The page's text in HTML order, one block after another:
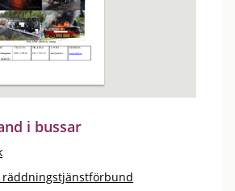
i bussar
räddningstjänstförbund